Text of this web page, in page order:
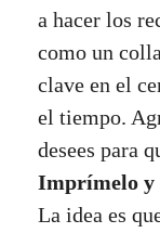
a hacer los
como un
clave en el
el tiempo.
desees para
Imprímelo y
La idea es